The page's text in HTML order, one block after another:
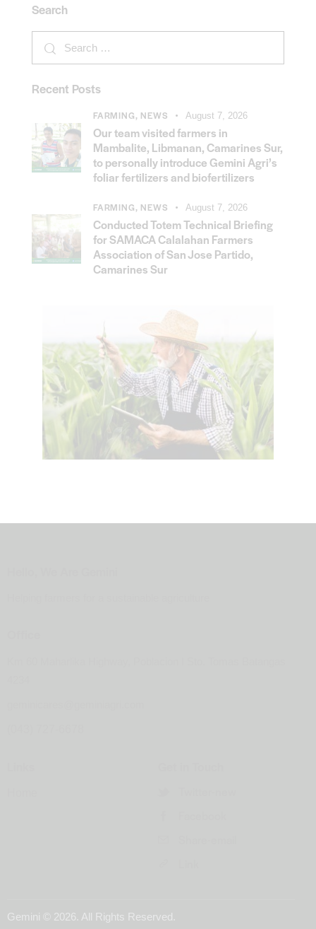
Search
Recent Posts
FARMING, NEWS August 7, 2026
Our team visited farmers in
Mambalite, Libmanan, Camarines Sur,
to personally introduce Gemini Agri’s
foliar fertilizers and biofertilizers
FARMING, NEWS August 7, 2026
Conducted Totem Technical Briefing
for SAMACA Calalahan Farmers
Association of San Jose Partido,
Camarines Sur
Gemini © 2026. All Rights Reserved.